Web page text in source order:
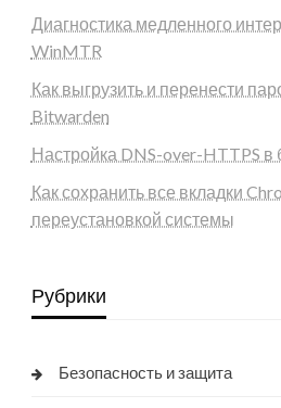
Диагностика медленного
WinMTR
Как выгрузить и перенести
Bitwarden
Настройка DNS-over-HTTPS в
Как сохранить все вкладки
переустановкой системы
Рубрики
Безопасность и защита